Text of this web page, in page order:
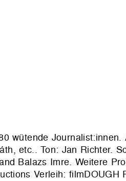
wütende
etc.. Ton: Jan Richter.
Balazs Imre. Weitere
Verleih: filmDOUGH